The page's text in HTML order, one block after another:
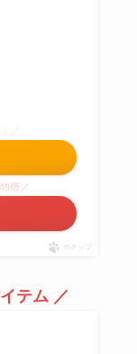
／
倍／
ポチップ
テム ／